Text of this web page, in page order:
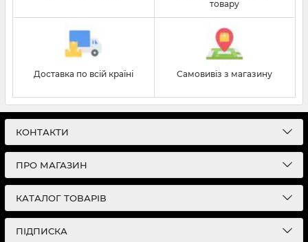
товару
Доставка по всій країні Самовивіз з магазину
КОНТАКТИ
ПРО МАГАЗИН
КАТАЛОГ ТОВАРІВ
ПІДПИСКА